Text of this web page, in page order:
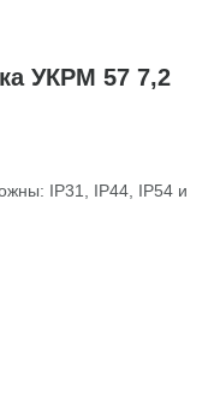
УКРМ 57 7,2
IP31, IP44, IP54 и